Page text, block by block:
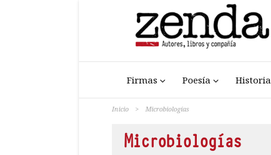
Firmas Poesía Historia
Inicio > Microbiologías
Microbiologías